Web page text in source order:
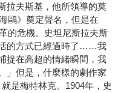
拉夫斯基，他所領導的莫
鷗》奠定聲名，但是在
的危機。史坦尼斯拉夫斯
的方式已經過時了……我
捉在高超的情緒瞬間，我
」但是，什麼樣的劇作家
是梅特林克。1904年，史